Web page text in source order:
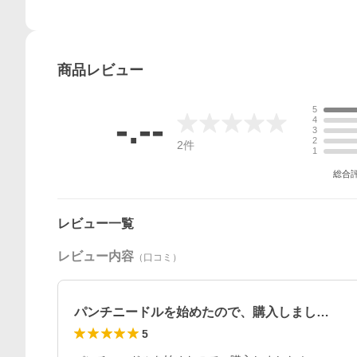
商品レビュー
-.-- 2件
5
4
3
2
1
総合
レビュー一覧
レビュー内容 （口コミ）
パンチニードルを始めたので、購入しまし…
5